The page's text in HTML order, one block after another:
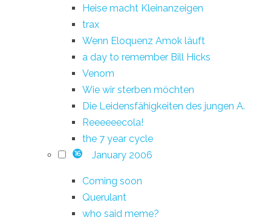
Heise macht Kleinanzeigen
trax
Wenn Eloquenz Amok läuft
a day to remember Bill Hicks
Venom
Wie wir sterben möchten
Die Leidensfähigkeiten des jungen A.
Reeeeeecola!
the 7 year cycle
16 January 2006
Coming soon
Querulant
who said meme?